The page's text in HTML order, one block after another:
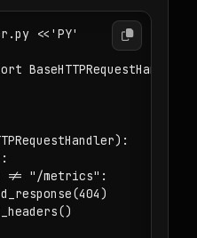
<<'PY'
BaseHTTPRequestHandler,
!= "/metrics":